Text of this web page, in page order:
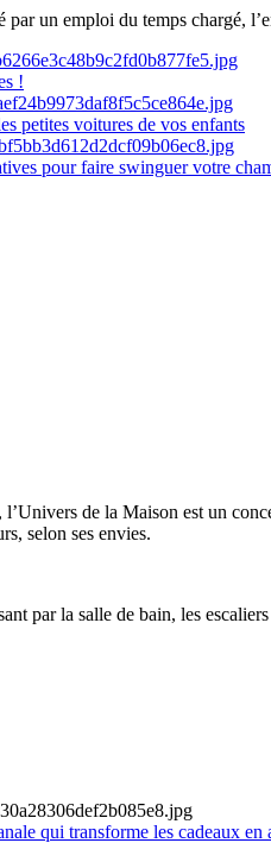
un emploi du temps chargé,
!
petites voitures de vos enfants
pour faire swinguer votre
de la Maison est un
selon ses envies.
par la salle de bain, les
qui transforme les cadeaux en